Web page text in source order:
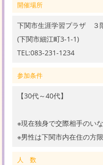
開催場所
下関市生涯学習プラザ ３
(下関市細江町3-1-1)
TEL:083-231-1234
参加条件
【30代～40代】
※現在独身で交際相手のい
※男性は下関市内在住の方限
人 数